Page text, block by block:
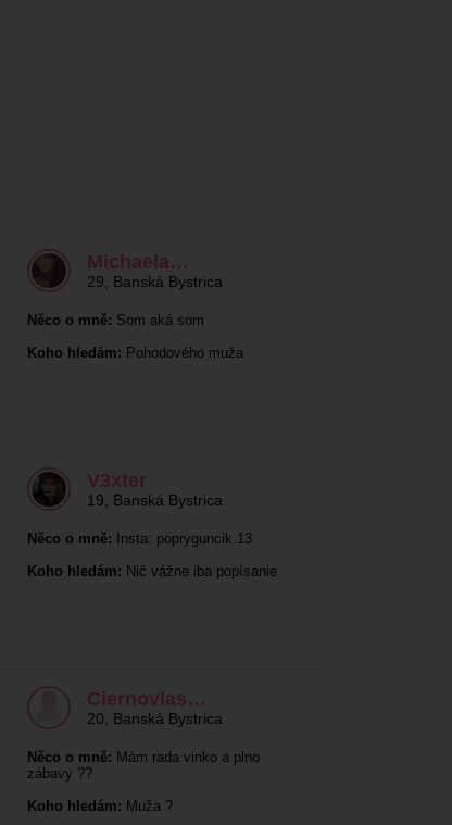
Michaela…
29 Banská Bystrica
Něco o mně: Som aká som
Koho hledám: Pohodového muža
V3xter
19 Banská Bystrica
Něco o mně: Insta: popryguncik.13
Koho hledám: Nič vážne iba popísanie
Ciernovlas…
20 Banská Bystrica
Něco o mně: Mám rada vinko a plno
zábavy ??
Koho hledám: Muža ?